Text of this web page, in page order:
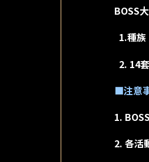
BOSS
1.種
2. 14
■注意
1.
2. 各活